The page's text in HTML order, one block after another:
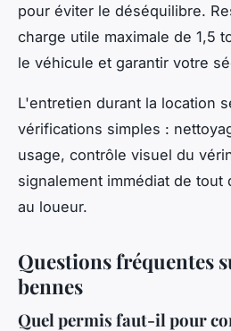
pour éviter le déséquilibre.
charge utile maximale de 1,5
le véhicule et garantir votre
L'entretien durant la location
vérifications simples :
usage, contrôle visuel du
signalement immédiat de
au loueur.
Questions fréquentes
bennes
Quel permis faut-il pour